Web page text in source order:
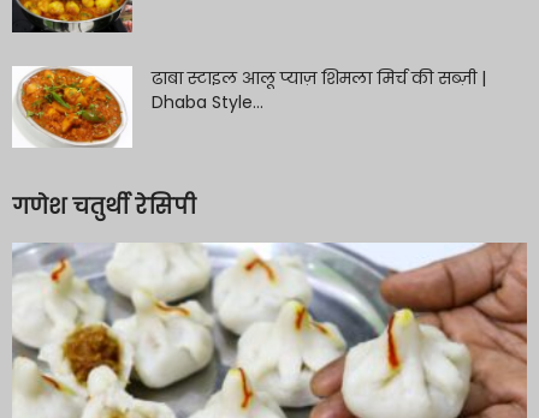
ढाबा स्टाइल आलू प्याज़ शिमला मिर्च की सब्ज़ी |
Dhaba Style...
गणेश चतुर्थी रेसिपी